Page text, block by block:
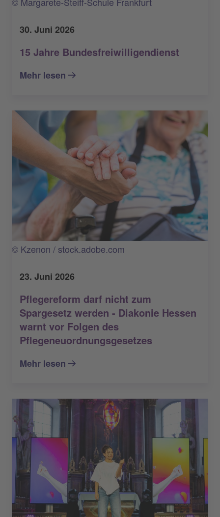
30. Juni 2026
15 Jahre Bundesfreiwilligendienst
Mehr lesen
© Kzenon / stock.adobe.com
23. Juni 2026
Pflegereform darf nicht zum
Spargesetz werden - Diakonie Hessen
warnt vor Folgen des
Pflegeneuordnungsgesetzes
Mehr lesen